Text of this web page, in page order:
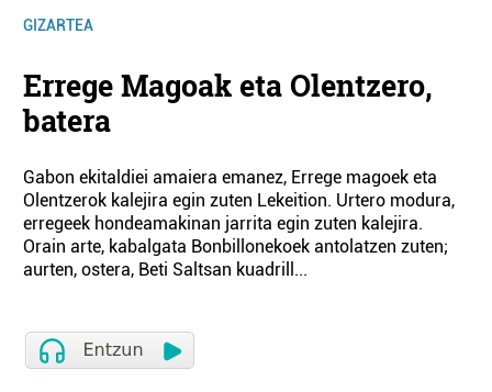
GIZARTEA
Errege Magoak eta Olentzero,
batera
Gabon ekitaldiei amaiera emanez, Errege magoek eta
Olentzerok kalejira egin zuten Lekeition. Urtero modura,
erregeek hondeamakinan jarrita egin zuten kalejira.
Orain arte, kabalgata Bonbillonekoek antolatzen zuten;
aurten, ostera, Beti Saltsan kuadrill...